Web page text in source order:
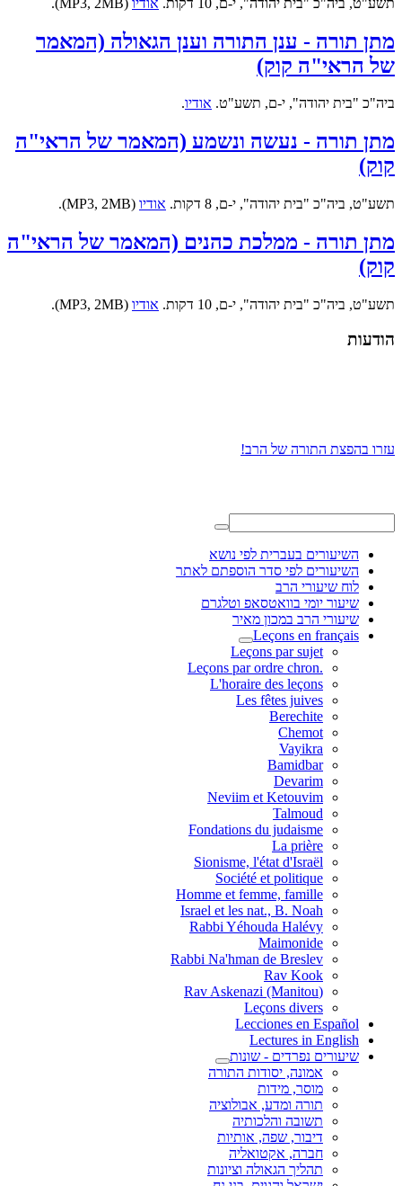
מתן תורה - ענן התורה וענן הגאולה (המאמר
של הראי"ה קוק)
ביה"כ "בית יהודה", י-ם, תשע"ט. אודיו.
מתן תורה - נעשה ונשמע (המאמר של הראי"ה
קוק)
תשע"ט, ביה"כ "בית יהודה", י-ם, 8 דקות. אודיו (MP3, 2MB).
מתן תורה - ממלכת כהנים (המאמר של הראי"ה
קוק)
תשע"ט, ביה"כ "בית יהודה", י-ם, 10 דקות. אודיו (MP3, 2MB).
הודעות
עזרו בהפצת התורה של הרב!
השיעורים בעברית לפי נושא
השיעורים לפי סדר הוספתם לאתר
לוח שיעורי הרב
שיעור יומי בוואטסאפ וטלגרם
שיעורי הרב במכון מאיר
Leçons en français
Leçons par sujet
.Leçons par ordre chron
L'horaire des leçons
Les fêtes juives
Berechite
Chemot
Vayikra
Bamidbar
Devarim
Neviim et Ketouvim
Talmoud
Fondations du judaisme
La prière
Sionisme, l'état d'Israël
Société et politique
Homme et femme, famille
Israel et les nat., B. Noah
Rabbi Yéhouda Halévy
Maimonide
Rabbi Na'hman de Breslev
Rav Kook
(Rav Askenazi (Manitou
Leçons divers
Lecciones en Español
Lectures in English
שיעורים נפרדים - שונות
אמונה, יסודות התורה
מוסר, מידות
תורה ומדע, אבולוציה
תשובה והלכותיה
דיבור, שפה, אותיות
חברה, אקטואליה
תהליך הגאולה וציונות